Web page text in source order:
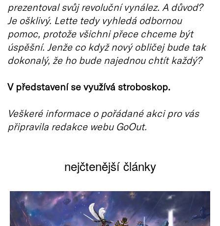
prezentoval svůj revoluční vynález. A důvod?
Je ošklivý. Lette tedy vyhledá odbornou
pomoc, protože všichni přece chceme být
úspěšní. Jenže co když nový obličej bude tak
dokonalý, že ho bude najednou chtít každý?
V představení se využívá stroboskop.
Veškeré informace o pořádané akci pro vás
připravila redakce webu GoOut.
nejčtenější články